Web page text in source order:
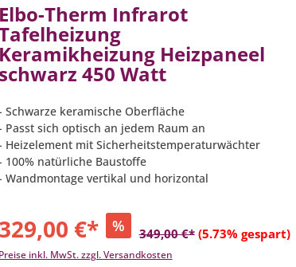
Elbo-Therm Infrarot
Keramikheizung Heizpaneel
schwarz 450 Watt
Schwarze keramische Oberfläche
Passt sich optisch an jedem Raum an
Heizelement mit Sicherheitstemperaturwächter
100% natürliche Baustoffe
Wandmontage vertikal und horizontal
329,00 €* % 349,00 €* (5.73% gespart)
Preise inkl. MwSt. zzgl. Versandkosten